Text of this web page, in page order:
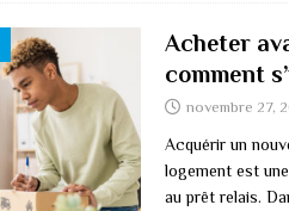
Acheter
comment
novembre 27,
Acquérir un
logement est
au prêt relais.